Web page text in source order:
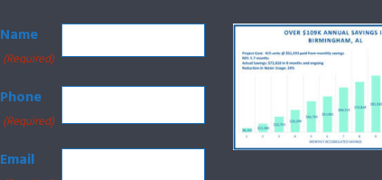
Name
(Required)
Phone
(Required)
Email